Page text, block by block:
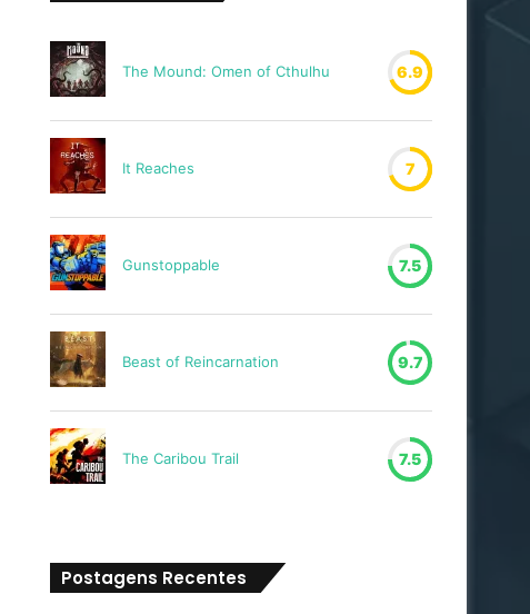
The Mound: Omen of Cthulhu 6.9
It Reaches 7
Gunstoppable 7.5
Beast of Reincarnation 9.7
The Caribou Trail 7.5
Postagens Recentes